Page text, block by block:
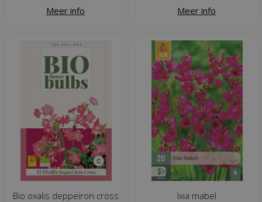
Meer info Meer info
Bio oxalis deppeiron cross Ixia mabel